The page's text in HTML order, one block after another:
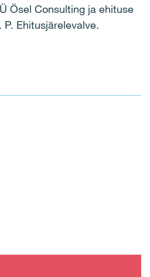
Ösel Consulting ja ehituse
Ehitusjärelevalve.